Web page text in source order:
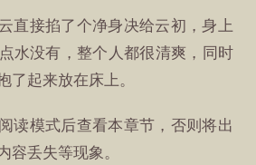
直接掐了个净身决给云初，身上
水没有，整个人都很清爽，同时
了起来放在床上。
读模式后查看本章节，否则将出
容丢失等现象。